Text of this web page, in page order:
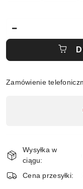
Zamówienie
dostawa
Wysyłka w
ciągu:
Cena przesyłki: